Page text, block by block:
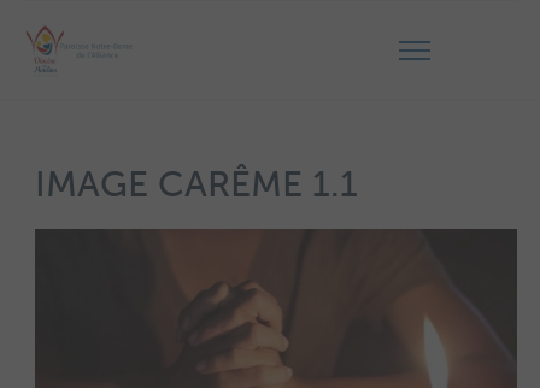
IMAGE CARÊME 1.1